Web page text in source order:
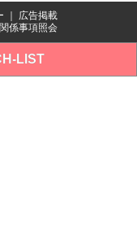
広告掲載
係事項照会
LIST